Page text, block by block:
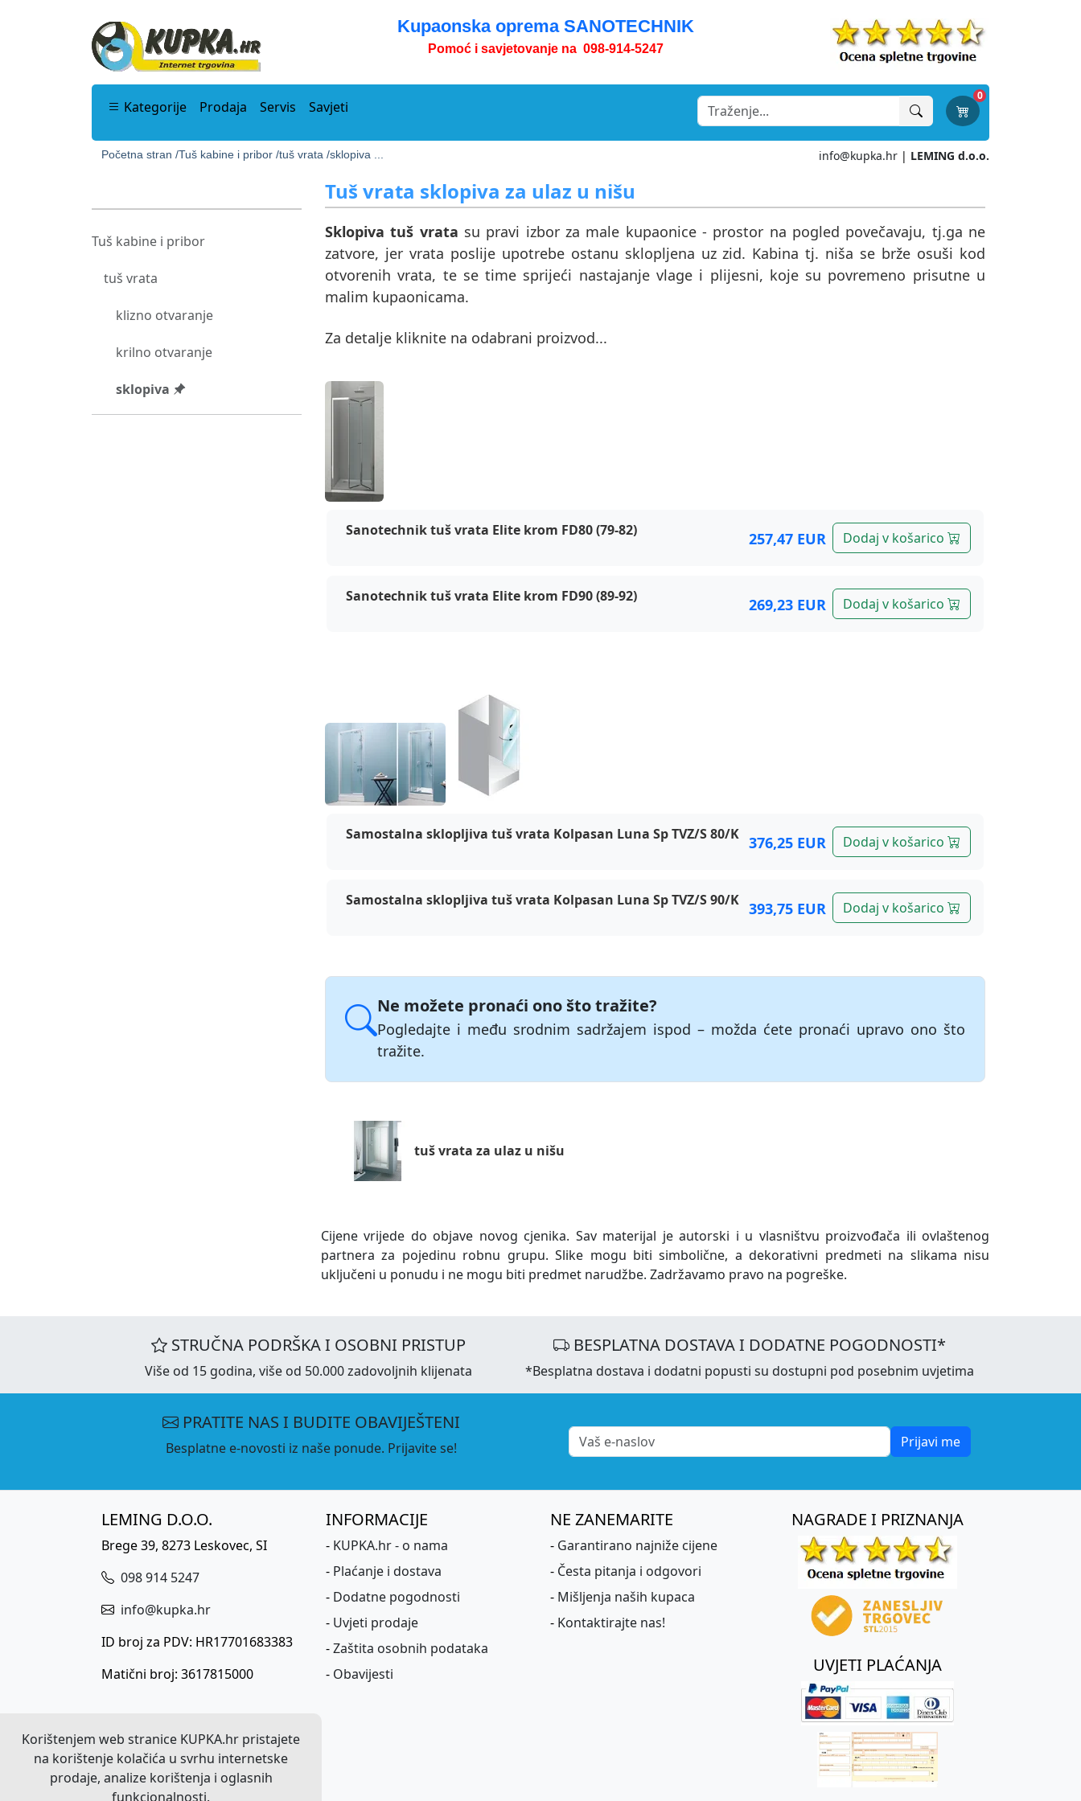
Kupaonska oprema SANOTECHNIK
Pomoć i savjetovanje na 098-914-5247
Kategorije Prodaja Servis Savjeti
0
Početna stran /Tuš kabine i pribor /tuš vrata /sklopiva ... info@kupka.hr | LEMING d.o.o.
Korištenjem web stranice KUPKA.hr pristajete
na korištenje kolačića u svrhu internetske
prodaje, analize korištenja i oglasnih
funkcionalnosti.
Tuš kabine i pribor
tuš vrata
klizno otvaranje
krilno otvaranje
sklopiva
Tuš vrata sklopiva za ulaz u nišu
Sklopiva tuš vrata su pravi izbor za male kupaonice - prostor na pogled povečavaju, tj.ga ne
zatvore, jer vrata poslije upotrebe ostanu sklopljena uz zid. Kabina tj. niša se brže osuši kod
otvorenih vrata, te se time sprijeći nastajanje vlage i plijesni, koje su povremeno prisutne u
malim kupaonicama.
Za detalje kliknite na odabrani proizvod...
Sanotechnik Elite BLACK and krom, FD elite krom
Sanotechnik tuš vrata Elite krom FD80 (79-82) 257,47 EUR Dodaj v košarico
Sanotechnik tuš vrata Elite krom FD90 (89-92) 269,23 EUR Dodaj v košarico
Kolpasan (4) tuš kabine, Luna TVZ/S
Samostalna sklopljiva tuš vrata Kolpasan Luna Sp TVZ/S 80/K 376,25 EUR Dodaj v košarico
Samostalna sklopljiva tuš vrata Kolpasan Luna Sp TVZ/S 90/K 393,75 EUR Dodaj v košarico
Ne možete pronaći ono što tražite?
Pogledajte i među srodnim sadržajem ispod – možda ćete pronaći upravo ono što
tražite.
tuš vrata za ulaz u nišu
Cijene vrijede do objave novog cjenika. Sav materijal je autorski i u vlasništvu proizvođača ili ovlaštenog
partnera za pojedinu robnu grupu. Slike mogu biti simbolične, a dekorativni predmeti na slikama nisu
uključeni u ponudu i ne mogu biti predmet narudžbe. Zadržavamo pravo na pogreške.
STRUČNA PODRŠKA I OSOBNI PRISTUP
Više od 15 godina, više od 50.000 zadovoljnih klijenata
BESPLATNA DOSTAVA I DODATNE POGODNOSTI*
*Besplatna dostava i dodatni popusti su dostupni pod posebnim uvjetima
PRATITE NAS I BUDITE OBAVIJEŠTENI
Besplatne e-novosti iz naše ponude. Prijavite se! Prijavi me
LEMING D.O.O.
Brege 39, 8273 Leskovec, SI
098 914 5247
info@kupka.hr
ID broj za PDV: HR17701683383
Matični broj: 3617815000
INFORMACIJE
- KUPKA.hr - o nama
- Plaćanje i dostava
- Dodatne pogodnosti
- Uvjeti prodaje
-Zaštita osobnih podataka
- Obavijesti
NE ZANEMARITE
- Garantirano najniže cijene
- Česta pitanja i odgovori
- Mišljenja naših kupaca
- Kontaktirajte nas!
NAGRADE I PRIZNANJA
UVJETI PLAĆANJA